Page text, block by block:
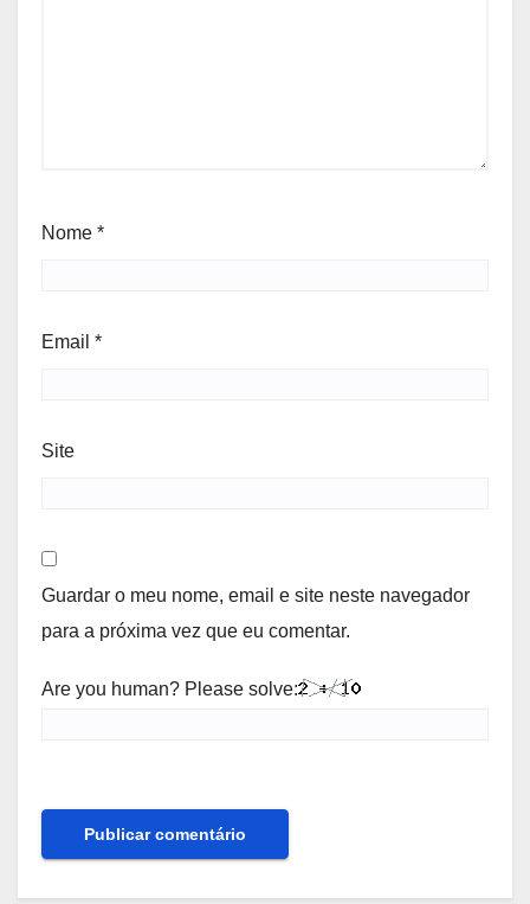
Nome *
Email *
Site
Guardar o meu nome, email e site neste navegador
para a próxima vez que eu comentar.
Are you human? Please solve: